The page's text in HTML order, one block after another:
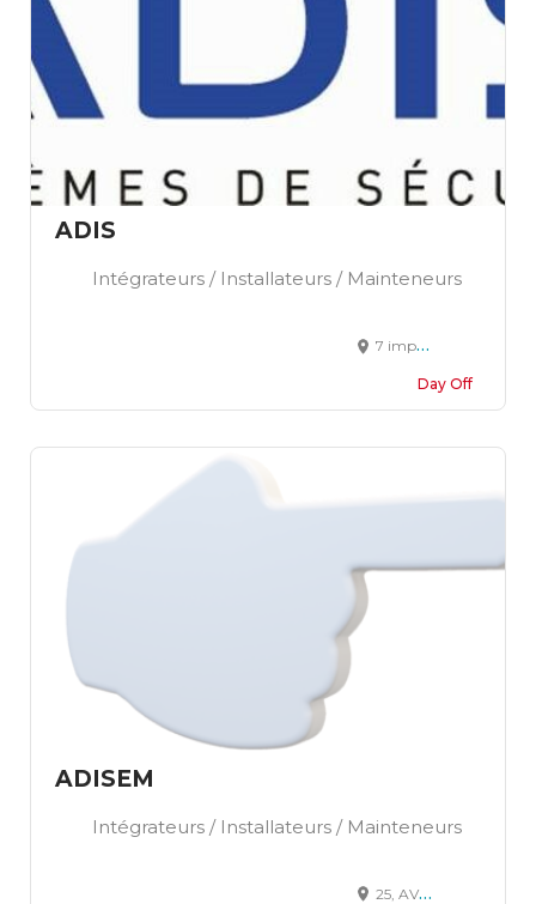
ADIS
Intégrateurs / Installateurs / Mainteneurs
7 impasse Joffre 67202 WOLFISHEIM
Day Off
ADISEM
Intégrateurs / Installateurs / Mainteneurs
25, AVENUE JEAN RACINE 91600 SAVIGNY SUR ORGE